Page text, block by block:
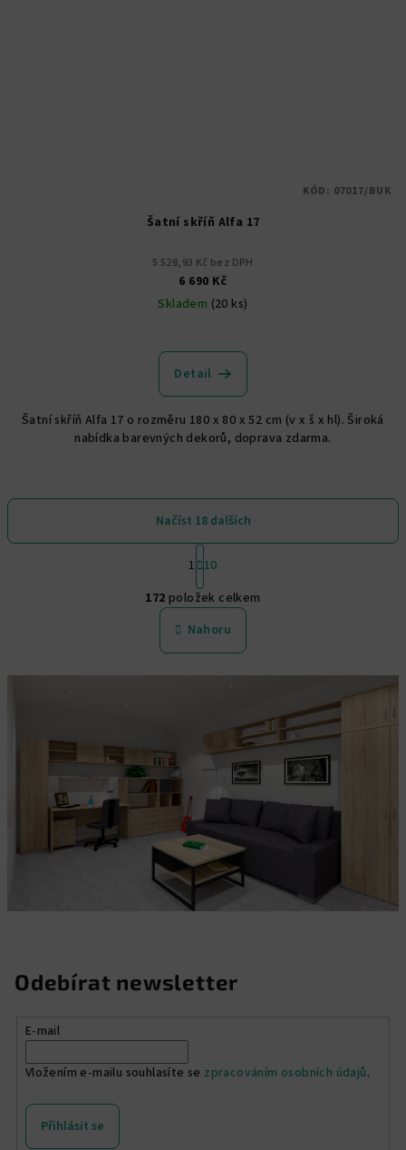
Šatní skříň Alfa 17
5 528,93 Kč bez DPH
6 690 Kč
Skladem (20 ks)
hodnocení
produktu
z
5
Detail
Šatní skříň Alfa 17 o rozměru 180 x 80 x 52 cm (v x š x hl). Široká
nabídka barevných dekorů, doprava zdarma.
KÓD: 07017/BUK
O
v
l
p
r
k
y
v
ý
p
i
Načíst 18 dalších
S
t
r
á
n
k
o
1 10
172 položek celkem
Nahoru
Odebírat newsletter
E-mail
Vložením e-mailu souhlasíte se zpracováním osobních údajů.
Přihlásit se